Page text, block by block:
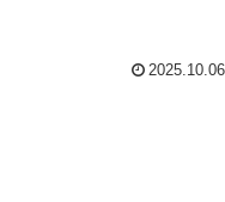
2025.10.06